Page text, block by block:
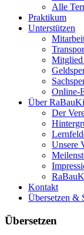
Alle
Praktikum
Unterstützen
Mitglied
Online-
Über RaBauKi
Der
Unsere
Kontakt
Übersetzen &
Übersetzen